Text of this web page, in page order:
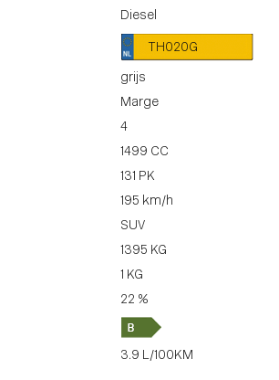
Diesel
TH020G
grijs
Marge
4
1499 CC
131 PK
195 km/h
SUV
1395 KG
1 KG
22 %
3.9 L/100KM